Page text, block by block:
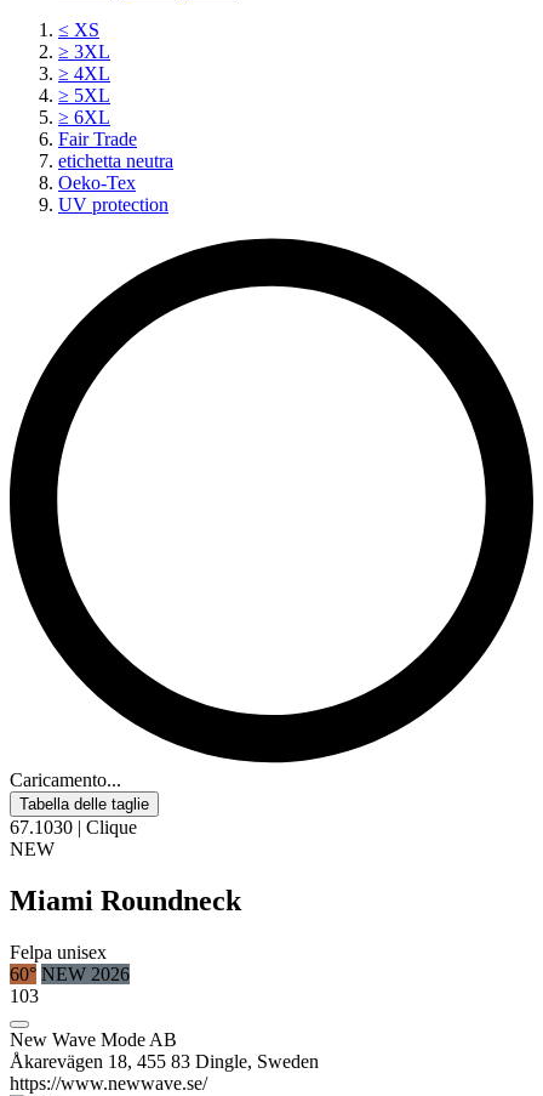
≤ XS
≥ 3XL
≥ 4XL
≥ 5XL
≥ 6XL
Fair Trade
etichetta neutra
Oeko-Tex
UV protection
Caricamento...
Tabella delle taglie
67.1030 | Clique
NEW
Miami Roundneck
Felpa unisex
60° NEW 2026
103
New Wave Mode AB
Åkarevägen 18, 455 83 Dingle, Sweden
https://www.newwave.se/